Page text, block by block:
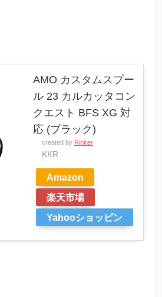
AMO カスタムスプー
ル 23 カルカッタコン
クエスト BFS XG 対
応 (ブラック)
created by Rinker
KKR
Amazon
楽天市場
Yahooショッピン